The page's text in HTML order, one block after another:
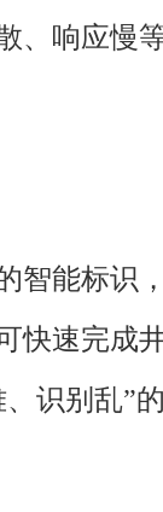
、响应慢
智能标识
快速完成
识别乱”